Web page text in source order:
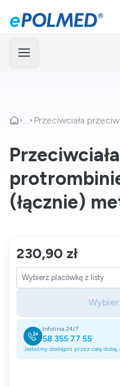
... Przeciwciała
(łącznie)
230,90 zł
Infolinia 24/7
58 355 77 55
Jesteśmy dostępni przez całą